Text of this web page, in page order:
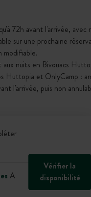
72h avant l'arrivée, avec
sur une prochaine
modifiable.
nuits en Bivouacs
Huttopia et OnlyCamp :
l'arrivée, puis non
A
Vérifier la
disponibilité